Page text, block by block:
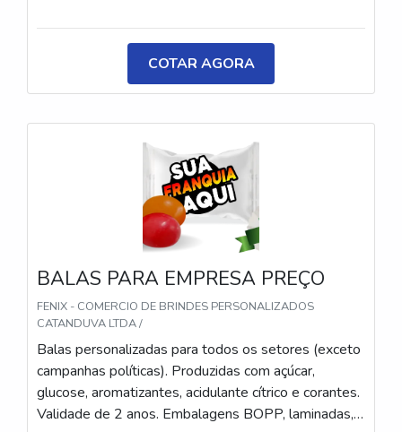
ou P&B em alta qualidade, tinta atóxica. Medida: 5 ×
3,5 cm. Sabores variados (frutas, café, menta etc.) e
diferentes tipos (balas, gomas, chicletes, recheadas
e pastilhas). Produto sem glúten.
COTAR AGORA
BALAS PARA EMPRESA PREÇO
FENIX - COMERCIO DE BRINDES PERSONALIZADOS
CATANDUVA LTDA /
Balas personalizadas para todos os setores (exceto
campanhas políticas). Produzidas com açúcar,
glucose, aromatizantes, acidulante cítrico e corantes.
Validade de 2 anos. Embalagens BOPP, laminadas,